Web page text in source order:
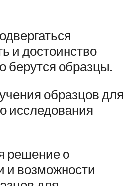
и достоинство
берутся образцы.
образцов для
исследования
решение о
и возможности